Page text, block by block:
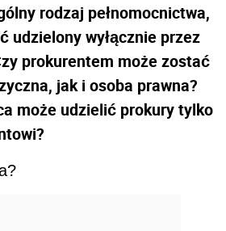
rodzaj pełnomocnictwa,
udzielony wyłącznie przez
prokurentem może zostać
jak i osoba prawna?
może udzielić prokury tylko